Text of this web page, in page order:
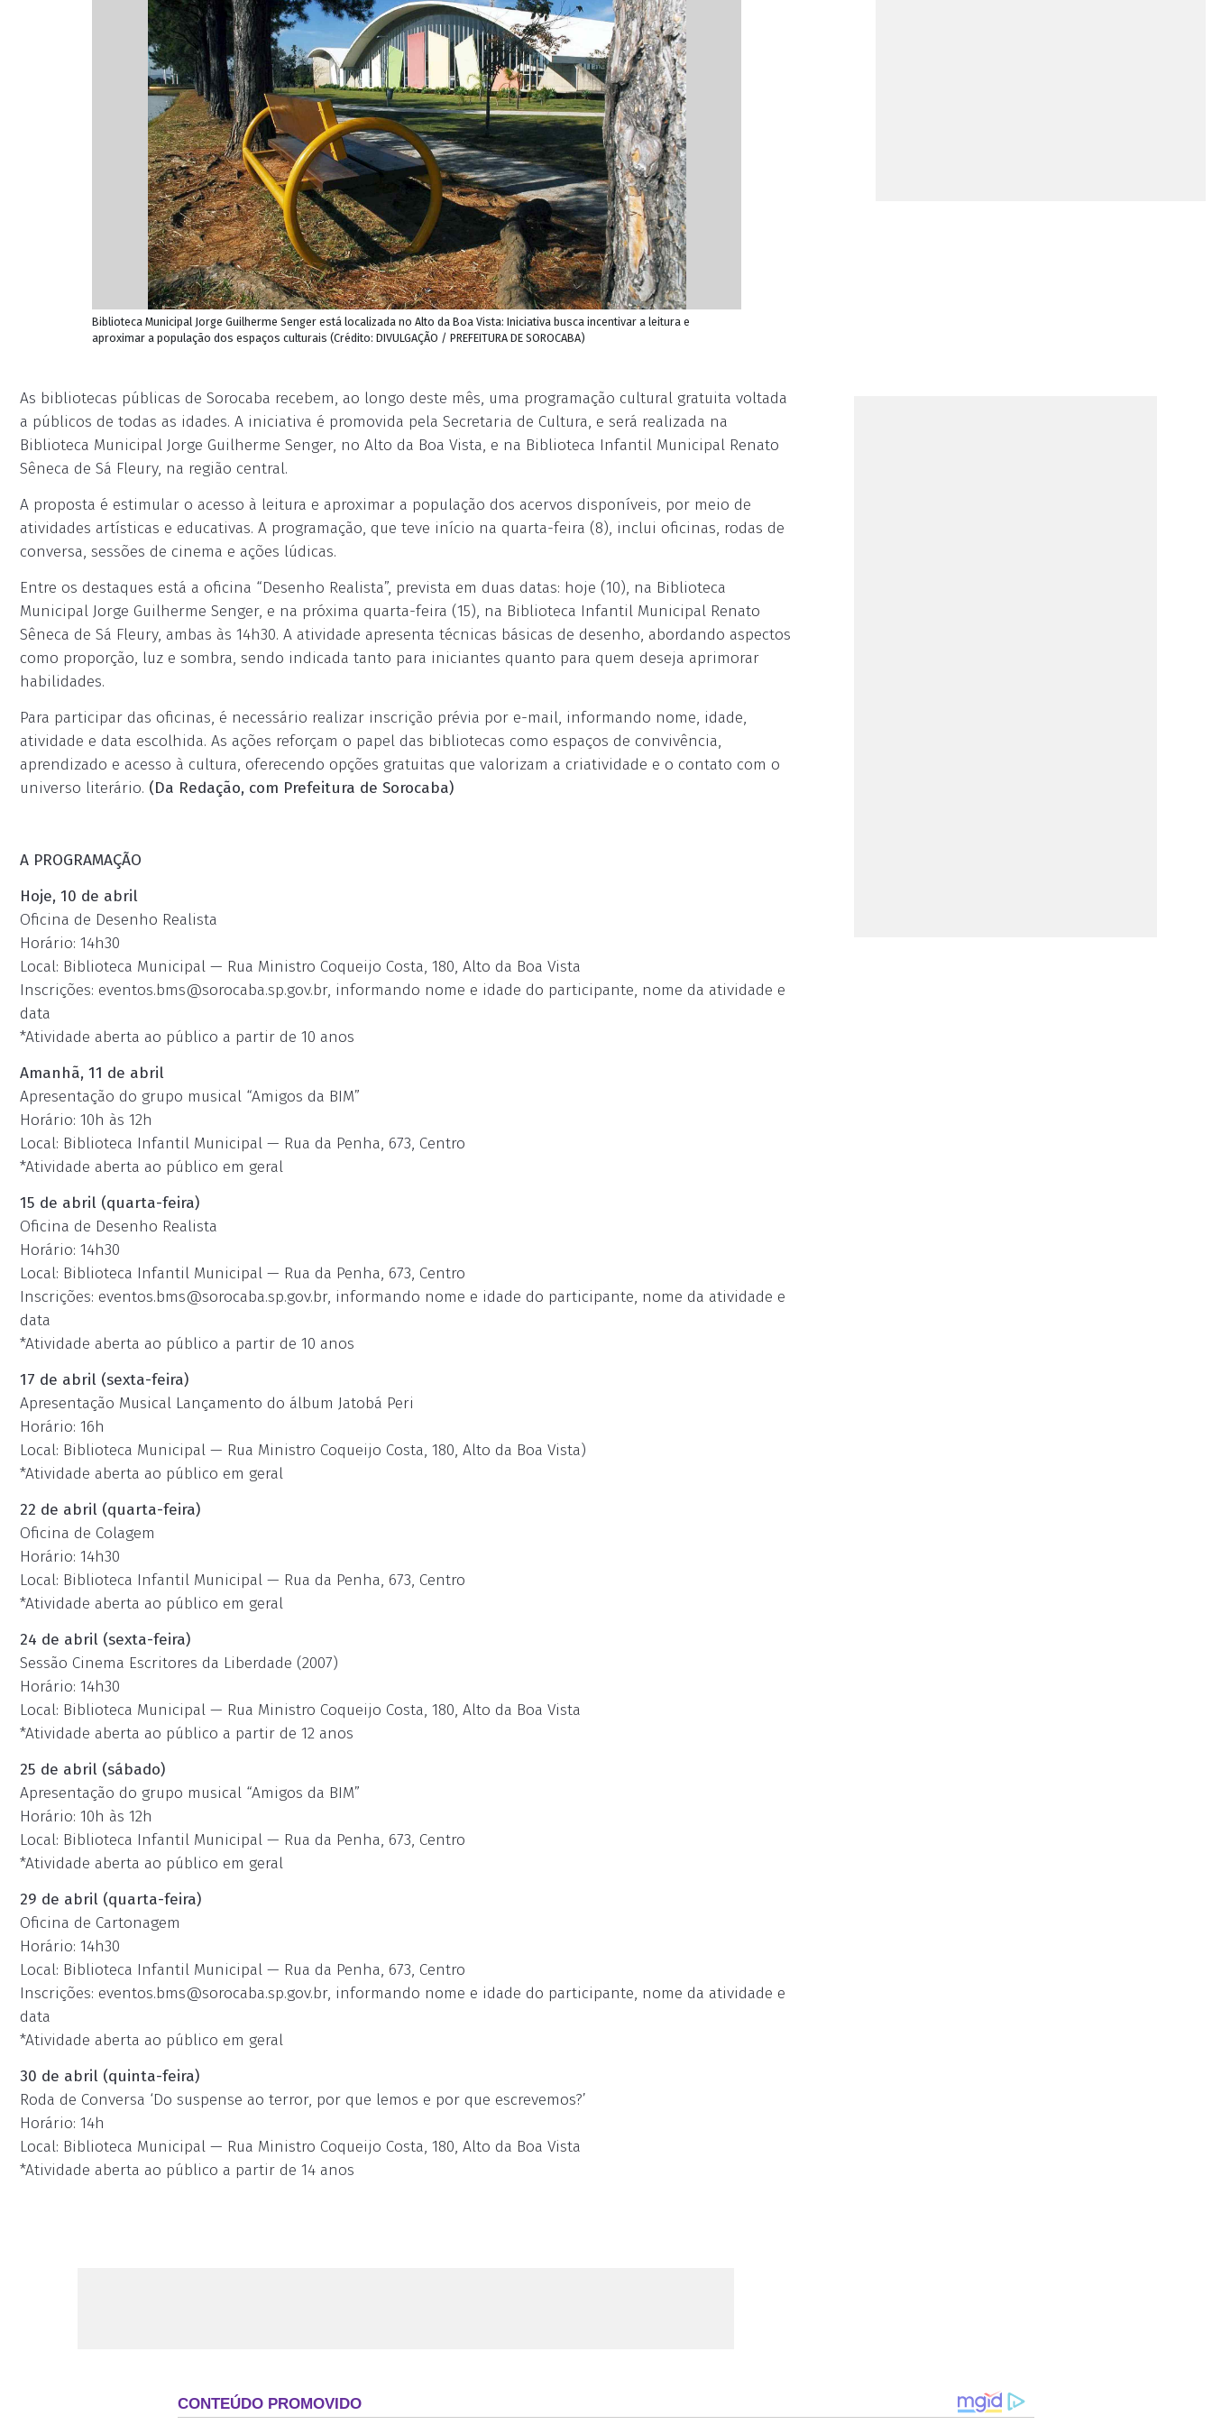
Biblioteca Municipal Jorge Guilherme Senger está localizada no Alto da Boa Vista: Iniciativa busca incentivar a leitura e
aproximar a população dos espaços culturais (Crédito: DIVULGAÇÃO / PREFEITURA DE SOROCABA)
As bibliotecas públicas de Sorocaba recebem, ao longo deste mês, uma programação cultural gratuita voltada
a públicos de todas as idades. A iniciativa é promovida pela Secretaria de Cultura, e será realizada na
Biblioteca Municipal Jorge Guilherme Senger, no Alto da Boa Vista, e na Biblioteca Infantil Municipal Renato
Sêneca de Sá Fleury, na região central.
A proposta é estimular o acesso à leitura e aproximar a população dos acervos disponíveis, por meio de
atividades artísticas e educativas. A programação, que teve início na quarta-feira (8), inclui oficinas, rodas de
conversa, sessões de cinema e ações lúdicas.
Entre os destaques está a oficina “Desenho Realista”, prevista em duas datas: hoje (10), na Biblioteca
Municipal Jorge Guilherme Senger, e na próxima quarta-feira (15), na Biblioteca Infantil Municipal Renato
Sêneca de Sá Fleury, ambas às 14h30. A atividade apresenta técnicas básicas de desenho, abordando aspectos
como proporção, luz e sombra, sendo indicada tanto para iniciantes quanto para quem deseja aprimorar
habilidades.
Para participar das oficinas, é necessário realizar inscrição prévia por e-mail, informando nome, idade,
atividade e data escolhida. As ações reforçam o papel das bibliotecas como espaços de convivência,
aprendizado e acesso à cultura, oferecendo opções gratuitas que valorizam a criatividade e o contato com o
universo literário. (Da Redação, com Prefeitura de Sorocaba)
A PROGRAMAÇÃO
Hoje, 10 de abril
Oficina de Desenho Realista
Horário: 14h30
Local: Biblioteca Municipal — Rua Ministro Coqueijo Costa, 180, Alto da Boa Vista
Inscrições: eventos.bms@sorocaba.sp.gov.br, informando nome e idade do participante, nome da atividade e
data
*Atividade aberta ao público a partir de 10 anos
Amanhã, 11 de abril
Apresentação do grupo musical “Amigos da BIM”
Horário: 10h às 12h
Local: Biblioteca Infantil Municipal — Rua da Penha, 673, Centro
*Atividade aberta ao público em geral
15 de abril (quarta-feira)
Oficina de Desenho Realista
Horário: 14h30
Local: Biblioteca Infantil Municipal — Rua da Penha, 673, Centro
Inscrições: eventos.bms@sorocaba.sp.gov.br, informando nome e idade do participante, nome da atividade e
data
*Atividade aberta ao público a partir de 10 anos
17 de abril (sexta-feira)
Apresentação Musical Lançamento do álbum Jatobá Peri
Horário: 16h
Local: Biblioteca Municipal — Rua Ministro Coqueijo Costa, 180, Alto da Boa Vista)
*Atividade aberta ao público em geral
22 de abril (quarta-feira)
Oficina de Colagem
Horário: 14h30
Local: Biblioteca Infantil Municipal — Rua da Penha, 673, Centro
*Atividade aberta ao público em geral
24 de abril (sexta-feira)
Sessão Cinema Escritores da Liberdade (2007)
Horário: 14h30
Local: Biblioteca Municipal — Rua Ministro Coqueijo Costa, 180, Alto da Boa Vista
*Atividade aberta ao público a partir de 12 anos
25 de abril (sábado)
Apresentação do grupo musical “Amigos da BIM”
Horário: 10h às 12h
Local: Biblioteca Infantil Municipal — Rua da Penha, 673, Centro
*Atividade aberta ao público em geral
29 de abril (quarta-feira)
Oficina de Cartonagem
Horário: 14h30
Local: Biblioteca Infantil Municipal — Rua da Penha, 673, Centro
Inscrições: eventos.bms@sorocaba.sp.gov.br, informando nome e idade do participante, nome da atividade e
data
*Atividade aberta ao público em geral
30 de abril (quinta-feira)
Roda de Conversa ‘Do suspense ao terror, por que lemos e por que escrevemos?’
Horário: 14h
Local: Biblioteca Municipal — Rua Ministro Coqueijo Costa, 180, Alto da Boa Vista
*Atividade aberta ao público a partir de 14 anos